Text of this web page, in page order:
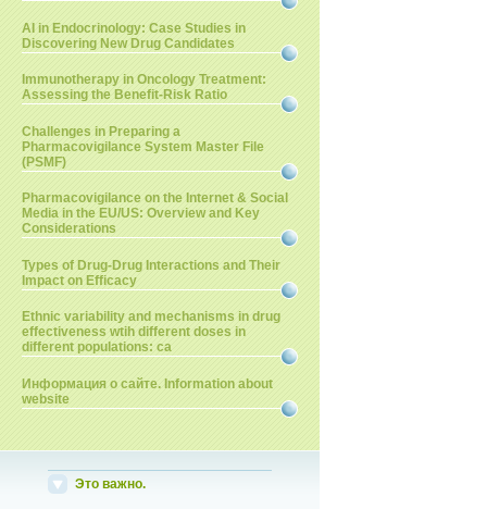
AI in Endocrinology: Case Studies in
Discovering New Drug Candidates
Immunotherapy in Oncology Treatment:
Assessing the Benefit-Risk Ratio
Challenges in Preparing a
Pharmacovigilance System Master File
(PSMF)
Pharmacovigilance on the Internet & Social
Media in the EU/US: Overview and Key
Considerations
Types of Drug-Drug Interactions and Their
Impact on Efficacy
Ethnic variability and mechanisms in drug
effectiveness wtih different doses in
different populations: ca
Информация о сайте. Information about
website
Это важно.